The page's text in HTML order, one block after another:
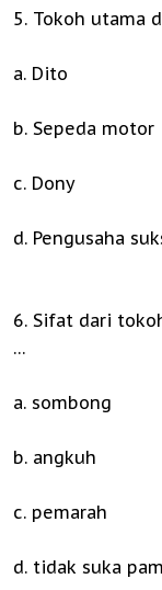
5. Tokoh utama
a. Dito
b. Sepeda motor
c. Dony
d. Pengusaha
6. Sifat dari
…
a. sombong
b. angkuh
c. pemarah
d. tidak suka